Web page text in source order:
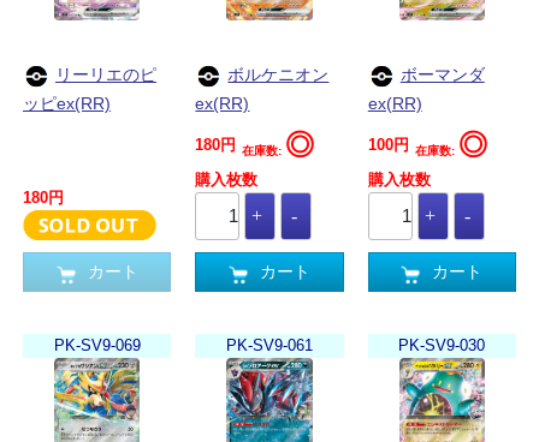
リーリエのピ
ッピex(RR)
180円
カート
ボルケニオン
ex(RR)
180円 在庫数: ◎
購入枚数
カート
ボーマンダ
ex(RR)
100円 在庫数: ◎
購入枚数
カート
PK-SV9-069 PK-SV9-061 PK-SV9-030